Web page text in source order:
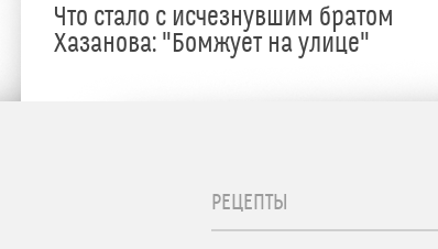
Что стало с исчезнувшим братом
Хазанова: "Бомжует на улице"
РЕЦЕПТЫ